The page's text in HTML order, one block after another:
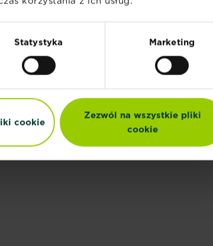
Statystyka Marketing
cookie
Zezwól na wszystkie pliki
cookie